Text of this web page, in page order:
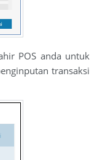
POS anda untuk
transaksi